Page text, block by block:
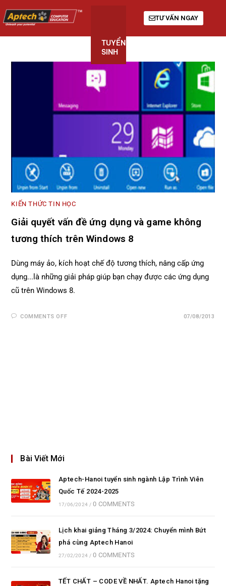
TUYỂN
SINH
TƯ VẤN NGAY
KIẾN THỨC TIN HỌC
Giải quyết vấn đề ứng dụng và game không
tương thích trên Windows 8
Dùng máy ảo, kích hoạt chế độ tương thích, nâng cấp ứng
dụng...là những giải pháp giúp bạn chạy được các ứng dụng
cũ trên Windows 8.
COMMENTS OFF 07/08/2013
Bài Viết Mới
Aptech-Hanoi tuyển sinh ngành Lập Trình Viên
Quốc Tế 2024-2025
17/06/2024 / 0 COMMENTS
Lịch khai giảng Tháng 3/2024: Chuyển mình Bứt
phá cùng Aptech Hanoi
27/02/2024 / 0 COMMENTS
TẾT CHẤT – CODE VỀ NHẤT. Aptech Hanoi tặng